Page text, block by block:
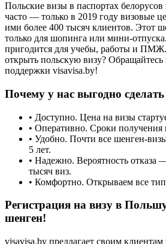
Польские визы в паспортах белорусов
часто — только в 2019 году визовые
ими более 400 тысяч клиентов. Этот
только для шопинга или мини-
пригодится для учебы, работы и
открыть польскую визу? Обращайтесь
поддержки visavisa.by!
Почему у нас выгодно
• Доступно. Цена на визы
• Оперативно. Сроки
• Удобно. Почти все шенген-
5 лет.
• Надежно. Вероятность
тысяч виз.
• Комфортно. Открываем все
Регистрация на визу в
шенген!
visavisa.by предлагает своим